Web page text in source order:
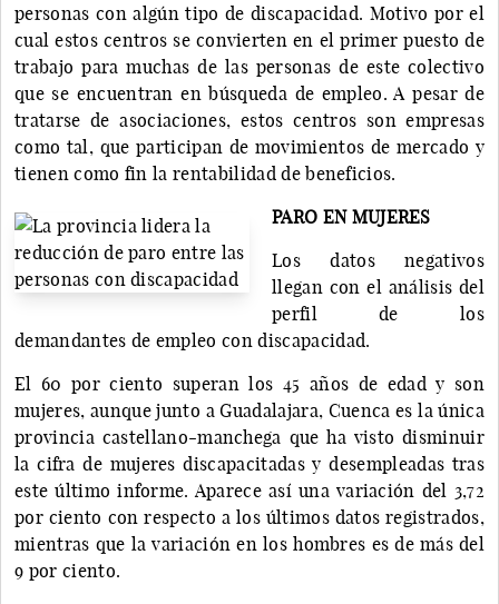
personas con algún tipo de discapacidad. Motivo por el
cual estos centros se convierten en el primer puesto de
trabajo para muchas de las personas de este colectivo
que se encuentran en búsqueda de empleo. A pesar de
tratarse de asociaciones, estos centros son empresas
como tal, que participan de movimientos de mercado y
tienen como fin la rentabilidad de beneficios.
PARO EN MUJERES
Los datos negativos
llegan con el análisis del
perfil de los
demandantes de empleo con discapacidad.
El 60 por ciento superan los 45 años de edad y son
mujeres, aunque junto a Guadalajara, Cuenca es la única
provincia castellano-manchega que ha visto disminuir
la cifra de mujeres discapacitadas y desempleadas tras
este último informe. Aparece así una variación del 3,72
por ciento con respecto a los últimos datos registrados,
mientras que la variación en los hombres es de más del
9 por ciento.